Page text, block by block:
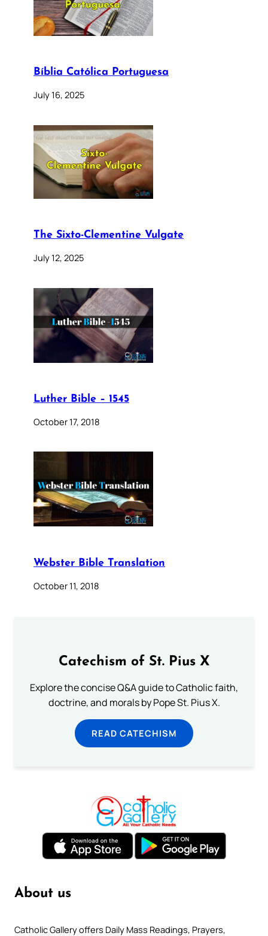
Bíblia Católica Portuguesa
July 16, 2025
The Sixto-Clementine Vulgate
July 12, 2025
Luther Bible – 1545
October 17, 2018
Webster Bible Translation
October 11, 2018
Catechism of St. Pius X
Explore the concise Q&A guide to Catholic faith,
doctrine, and morals by Pope St. Pius X.
READ CATECHISM
About us
Catholic Gallery offers Daily Mass Readings, Prayers,